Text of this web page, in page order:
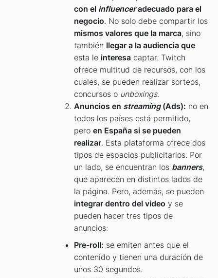
con el influenceradecuado para el
negocio. No solo debe compartir los
mismos valores que la marca, sino
también llegar a la audiencia que
esta le interesa captar. Twitch
ofrece multitud de recursos, con los
cuales, se pueden realizar sorteos,
concursos o unboxings.
Anuncios en streaming(Ads): no en
todos los países está permitido,
pero en España si se pueden
realizar. Esta plataforma ofrece dos
tipos de espacios publicitarios. Por
un lado, se encuentran los banners,
que aparecen en distintos lados de
la página. Pero, además, se pueden
integrar dentro del video y se
pueden hacer tres tipos de
anuncios:
Pre-roll: se emiten antes que el
contenido y tienen una duración de
unos 30 segundos.